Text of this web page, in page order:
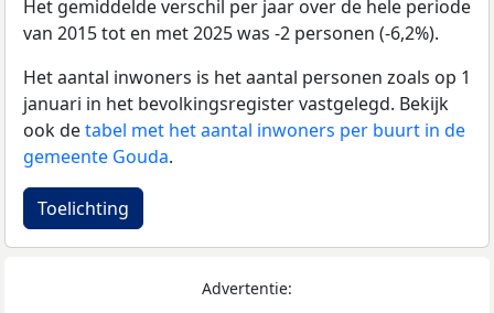
Het gemiddelde verschil per jaar over de hele periode
van 2015 tot en met 2025 was -2 personen (-6,2%).
Het aantal inwoners is het aantal personen zoals op 1
januari in het bevolkingsregister vastgelegd. Bekijk
ook detabel met het aantal inwoners per buurt in de
gemeente Gouda.
Toelichting
Advertentie: